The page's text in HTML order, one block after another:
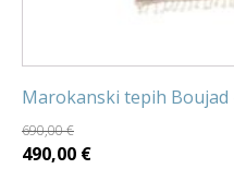
Marokanski tepih Boujad
690,00€
Izvorna
490,00 €Trenutna